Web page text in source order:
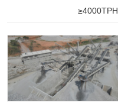
≥4000TPH